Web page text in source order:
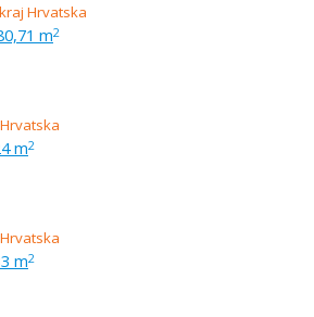
m2
m2
m2